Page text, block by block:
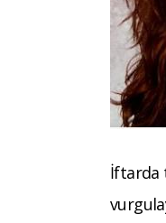
İftarda